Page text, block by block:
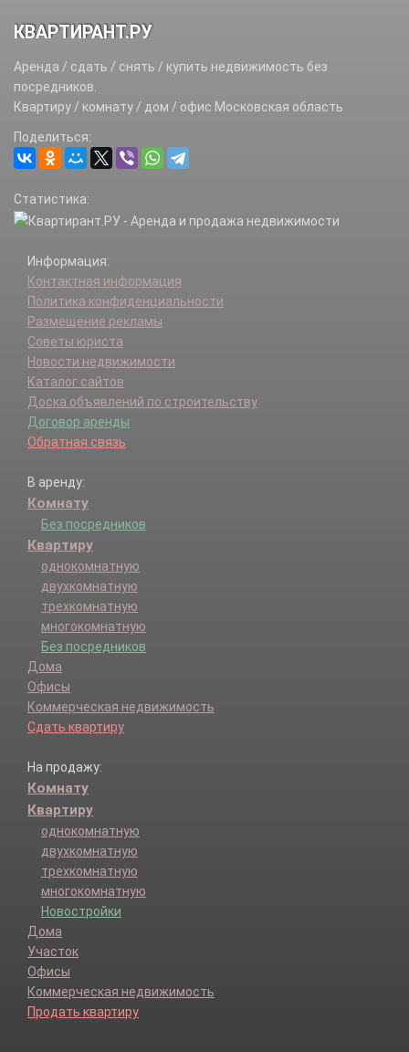
КВАРТИРАНТ.РУ
Аренда / сдать / снять / купить недвижимость без
посредников.
Квартиру / комнату / дом / офис Московская область
Поделиться:
Статистика:
Информация:
Контактная информация
Политика конфиденциальности
Размещение рекламы
Советы юриста
Новости недвижимости
Каталог сайтов
Доска объявлений по строительству
Договор аренды
Обратная связь
В аренду:
Комнату
Без посредников
Квартиру
однокомнатную
двухкомнатную
трехкомнатную
многокомнатную
Без посредников
Дома
Офисы
Коммерческая недвижимость
Сдать квартиру
На продажу:
Комнату
Квартиру
однокомнатную
двухкомнатную
трехкомнатную
многокомнатную
Новостройки
Дома
Участок
Офисы
Коммерческая недвижимость
Продать квартиру